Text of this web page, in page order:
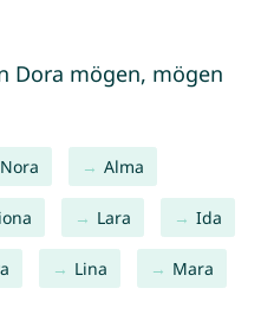
Dora mögen, mögen
Nora Alma
Lara Ida
Lina Mara